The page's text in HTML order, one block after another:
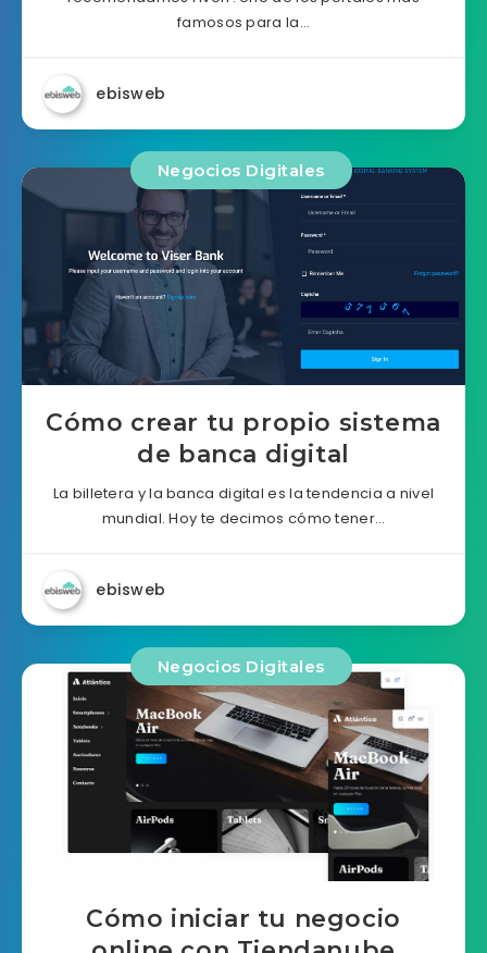
famosos para la…
ebisweb
Negocios Digitales
Cómo crear tu propio sistema
de banca digital
La billetera y la banca digital es la tendencia a nivel
mundial. Hoy te decimos cómo tener…
ebisweb
Negocios Digitales
Cómo iniciar tu negocio